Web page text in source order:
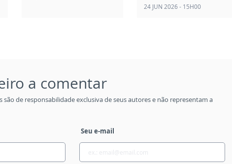
24 JUN 2026 - 15H00
a comentar
são de responsabilidade exclusiva de seus autores e não representam a
Seu e-mail